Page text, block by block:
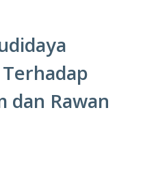
dan Rawan